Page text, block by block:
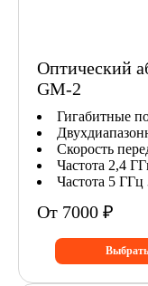
Оптический
GM-2
Гигабитные
Скорость
Частота 2,4
Частота 5
От 7000 ₽